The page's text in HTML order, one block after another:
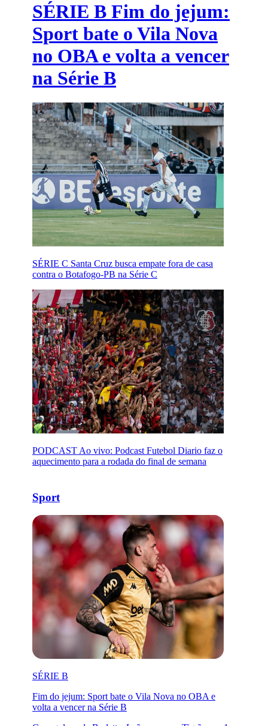
SÉRIE B Fim do jejum:
Sport bate o Vila Nova
no OBA e volta a vencer
na Série B
SÉRIE C Santa Cruz busca empate fora de casa
contra o Botafogo-PB na Série C
PODCAST Ao vivo: Podcast Futebol Diario faz o
aquecimento para a rodada do final de semana
Sport
SÉRIE B
Fim do jejum: Sport bate o Vila Nova no OBA e
volta a vencer na Série B